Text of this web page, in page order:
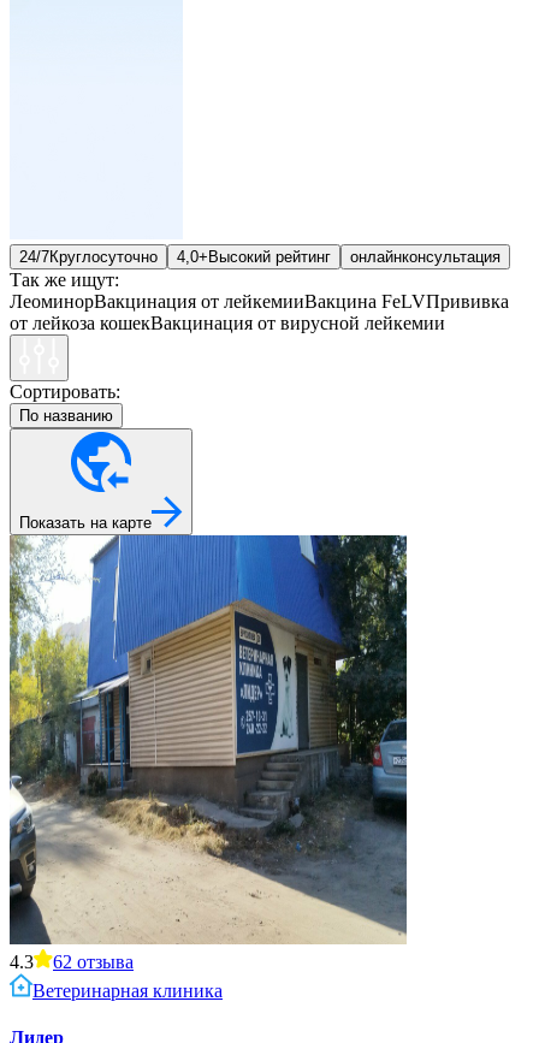
24/7Круглосуточно 4,0+ Высокий рейтинг онлайнконсультация
Так же ищут:
ЛеоминорВакцинация от лейкемииВакцина FeLVПрививка
от лейкоза кошекВакцинация от вирусной лейкемии
Сортировать:
По названию
Показать на карте
4.3 62 отзыва
Ветеринарная клиника
Лидер